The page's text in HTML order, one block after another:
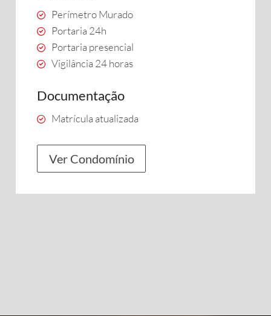
Perímetro Murado
Portaria 24h
Portaria presencial
Vigilância 24 horas
Documentação
Matrícula atualizada
Ver Condomínio